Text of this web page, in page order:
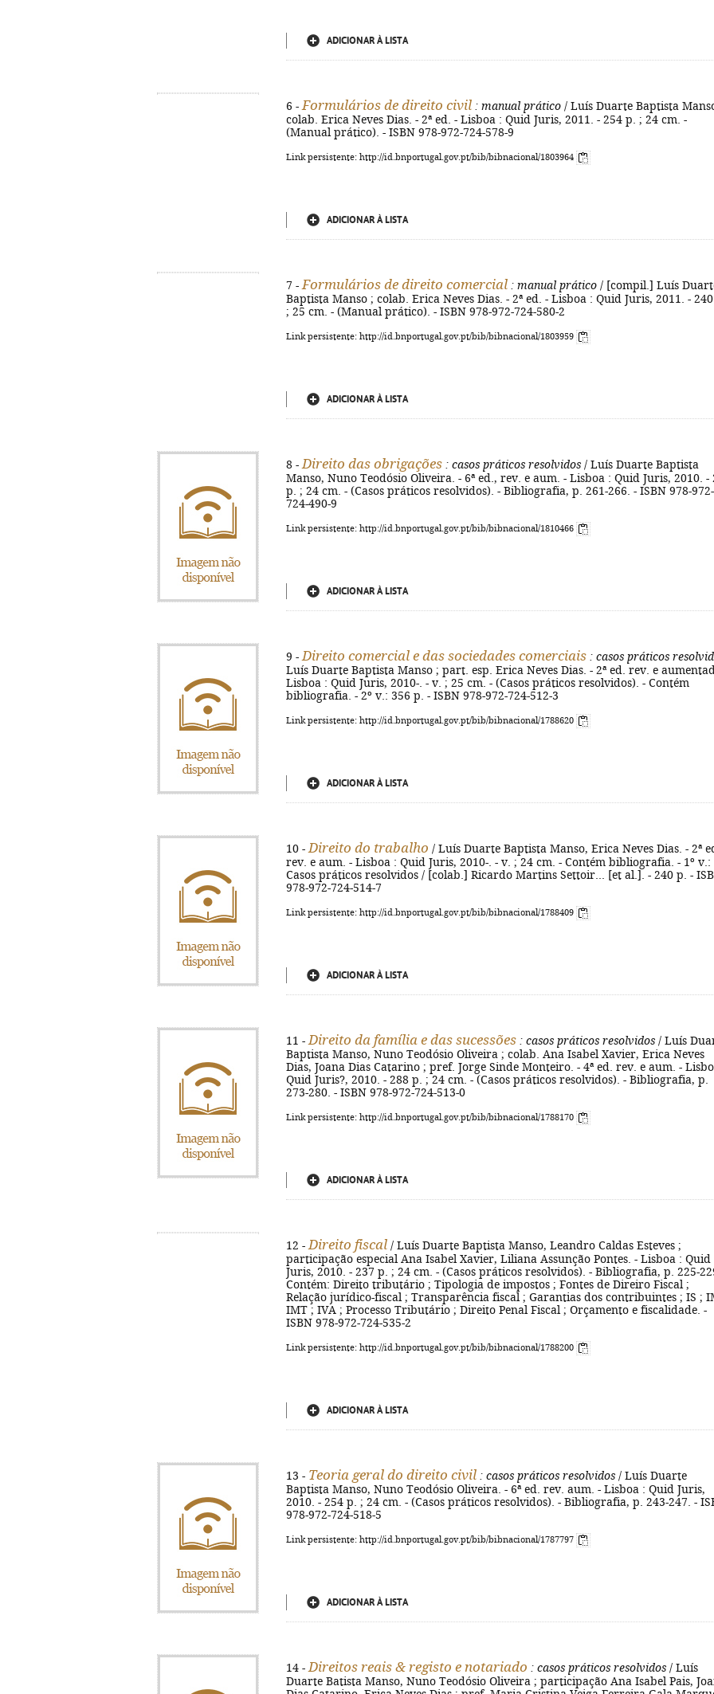
ADICIONAR À LISTA
6 - Formulários de direito civil : manual prático / Luís Duarte Baptista
colab. Erica Neves Dias. - 2ª ed. - Lisboa : Quid Juris, 2011. - 254 p. ; 24 cm. -
(Manual prático). - ISBN 978-972-724-578-9
Link persistente: http://id.bnportugal.gov.pt/bib/bibnacional/1803964
ADICIONAR À LISTA
7 - Formulários de direito comercial : manual prático / [compil.] Luís
Baptista Manso ; colab. Erica Neves Dias. - 2ª ed. - Lisboa : Quid Juris, 2011. - 240
; 25 cm. - (Manual prático). - ISBN 978-972-724-580-2
Link persistente: http://id.bnportugal.gov.pt/bib/bibnacional/1803959
ADICIONAR À LISTA
8 - Direito das obrigações : casos práticos resolvidos / Luís Duarte Baptista
Manso, Nuno Teodósio Oliveira. - 6ª ed., rev. e aum. - Lisboa : Quid Juris, 2010. -
p. ; 24 cm. - (Casos práticos resolvidos). - Bibliografia, p. 261-266. - ISBN 978-972-
724-490-9
Link persistente: http://id.bnportugal.gov.pt/bib/bibnacional/1810466
ADICIONAR À LISTA
9 - Direito comercial e das sociedades comerciais : casos práticos
Luís Duarte Baptista Manso ; part. esp. Erica Neves Dias. - 2ª ed. rev. e
Lisboa : Quid Juris, 2010-. - v. ; 25 cm. - (Casos práticos resolvidos). - Contém
bibliografia. - 2º v.: 356 p. - ISBN 978-972-724-512-3
Link persistente: http://id.bnportugal.gov.pt/bib/bibnacional/1788620
ADICIONAR À LISTA
10 - Direito do trabalho / Luís Duarte Baptista Manso, Erica Neves Dias. - 2ª
rev. e aum. - Lisboa : Quid Juris, 2010-. - v. ; 24 cm. - Contém bibliografia. - 1º v.:
Casos práticos resolvidos / [colab.] Ricardo Martins Settoir... [et al.]. - 240 p. -
978-972-724-514-7
Link persistente: http://id.bnportugal.gov.pt/bib/bibnacional/1788409
ADICIONAR À LISTA
11 - Direito da família e das sucessões : casos práticos resolvidos / Luís
Baptista Manso, Nuno Teodósio Oliveira ; colab. Ana Isabel Xavier, Erica Neves
Dias, Joana Dias Catarino ; pref. Jorge Sinde Monteiro. - 4ª ed. rev. e aum. -
Quid Juris?, 2010. - 288 p. ; 24 cm. - (Casos práticos resolvidos). - Bibliografia, p.
273-280. - ISBN 978-972-724-513-0
Link persistente: http://id.bnportugal.gov.pt/bib/bibnacional/1788170
ADICIONAR À LISTA
12 - Direito fiscal / Luís Duarte Baptista Manso, Leandro Caldas Esteves ;
participação especial Ana Isabel Xavier, Liliana Assunção Pontes. - Lisboa : Quid
Juris, 2010. - 237 p. ; 24 cm. - (Casos práticos resolvidos). - Bibliografia, p. 225-
Contém: Direito tributário ; Tipologia de impostos ; Fontes de Direiro Fiscal ;
Relação jurídico-fiscal ; Transparência fiscal ; Garantias dos contribuintes ; IS ;
IMT ; IVA ; Processo Tributário ; Direito Penal Fiscal ; Orçamento e fiscalidade. -
ISBN 978-972-724-535-2
Link persistente: http://id.bnportugal.gov.pt/bib/bibnacional/1788200
ADICIONAR À LISTA
13 - Teoria geral do direito civil : casos práticos resolvidos / Luís Duarte
Baptista Manso, Nuno Teodósio Oliveira. - 6ª ed. rev. aum. - Lisboa : Quid Juris,
2010. - 254 p. ; 24 cm. - (Casos práticos resolvidos). - Bibliografia, p. 243-247. -
978-972-724-518-5
Link persistente: http://id.bnportugal.gov.pt/bib/bibnacional/1787797
ADICIONAR À LISTA
14 - Direitos reais & registo e notariado : casos práticos resolvidos / Luís
Duarte Batista Manso, Nuno Teodósio Oliveira ; participação Ana Isabel Pais,